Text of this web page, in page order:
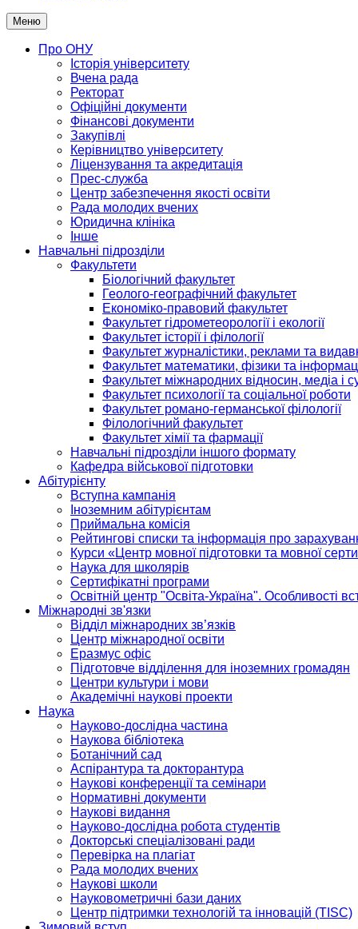
Меню
Про ОНУ
Історія університету
Вчена рада
Ректорат
Офіційні документи
Фінансові документи
Закупівлі
Керівництво університету
Ліцензування та акредитація
Прес-служба
Центр забезпечення якості освіти
Рада молодих вчених
Юридична клініка
Інше
Навчальні підрозділи
Факультети
Біологічний факультет
Геолого-географічний факультет
Економіко-правовий факультет
Факультет гідрометеорології і екології
Факультет історії і філології
Факультет журналістики, реклами та
Факультет математики, фізики та
Факультет міжнародних відносин, медіа і
Факультет психології та соціальної роботи
Факультет романо-германської філології
Філологічний факультет
Факультет хімії та фармації
Навчальні підрозділи іншого формату
Кафедра військової підготовки
Абітурієнту
Вступна кампанія
Іноземним абітурієнтам
Приймальна комісія
Рейтингові списки та інформація про
Курси «Центр мовної підготовки та мовної
Наука для школярів
Сертифікатні програми
Освітній центр "Освіта-Україна". Особливості
Міжнародні зв'язки
Відділ міжнародних зв’язків
Центр міжнародної освіти
Еразмус офіс
Підготовче відділення для іноземних громадян
Центри культури і мови
Академічні наукові проекти
Наука
Науково-дослідна частина
Наукова бібліотека
Ботанічний сад
Аспірантура та докторантура
Наукові конференції та семінари
Нормативні документи
Наукові видання
Науково-дослідна робота студентів
Докторські спеціалізовані ради
Перевірка на плагіат
Рада молодих вчених
Наукові школи
Науковометричні бази даних
Центр підтримки технологій та інновацій (TISC)